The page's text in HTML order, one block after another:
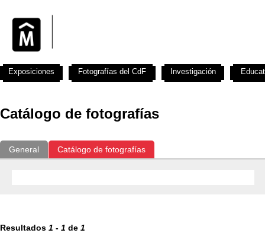
Catálogo de fotografías
General Catálogo de fotografías
Resultados 1 - 1 de 1
Exposiciones Fotografías del CdF Investigación